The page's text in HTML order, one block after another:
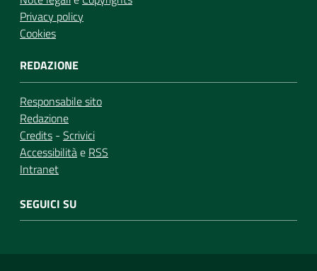
Privacy policy
Cookies
REDAZIONE
Responsabile sito
Redazione
Credits - Scrivici
Accessibilitàe RSS
Intranet
SEGUICI SU